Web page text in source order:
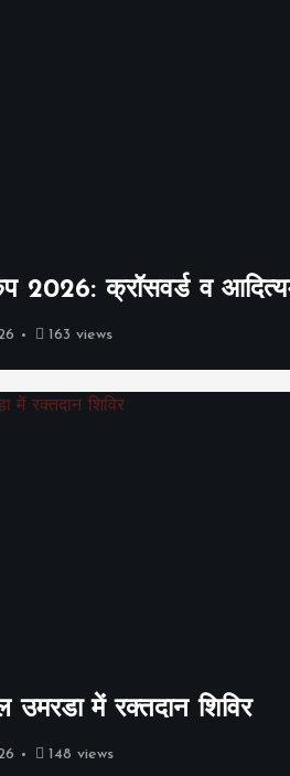
2026: क्रॉसवर्ड व
163 views
उमरडा में रक्तदान शिविर
148 views